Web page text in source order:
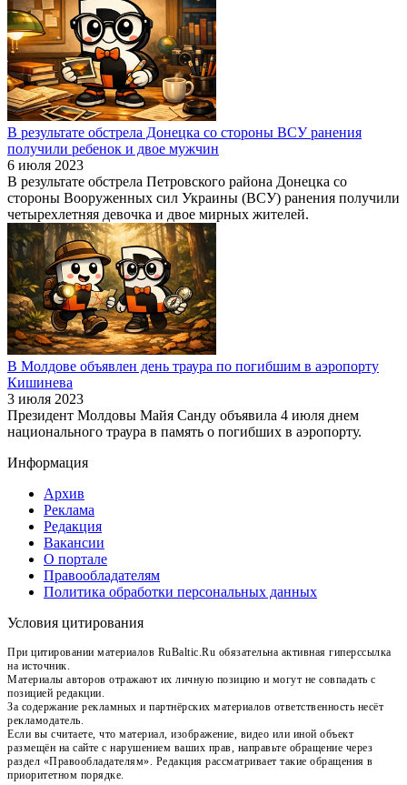
В результате обстрела Донецка со стороны ВСУ ранения
получили ребенок и двое мужчин
6 июля 2023
В результате обстрела Петровского района Донецка со
стороны Вооруженных сил Украины (ВСУ) ранения получили
четырехлетняя девочка и двое мирных жителей.
В Молдове объявлен день траура по погибшим в аэропорту
Кишинева
3 июля 2023
Президент Молдовы Майя Санду объявила 4 июля днем
национального траура в память о погибших в аэропорту.
Информация
Архив
Реклама
Редакция
Вакансии
О портале
Правообладателям
Политика обработки персональных данных
Условия цитирования
При цитировании материалов RuBaltic.Ru обязательна активная гиперссылка
на источник.
Материалы авторов отражают их личную позицию и могут не совпадать с
позицией редакции.
За содержание рекламных и партнёрских материалов ответственность несёт
рекламодатель.
Если вы считаете, что материал, изображение, видео или иной объект
размещён на сайте с нарушением ваших прав, направьте обращение через
раздел «Правообладателям». Редакция рассматривает такие обращения в
приоритетном порядке.